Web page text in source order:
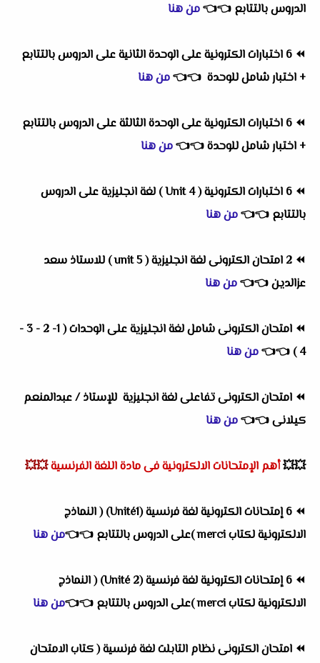
الدروس بالتتابع 👈
👈من هنا
⏪
6 اختبارات الكترونية على الوحدة الثانية على الدروس بالتتابع
+ اختبار شامل للوحدة 👈
👈من هنا
⏪
6 اختبارات الكترونية على الوحدة الثالثة على الدروس بالتتابع
+ اختبار شامل للوحدة👈
👈من هنا
⏪
6 اختبارات الكترونية ( Unit 4 ) لغة انجليزية على الدروس
بالتتابع 👈
👈من هنا
⏪
2 امتحان الكترونى لغة انجليزية ( unit 5 ) للاستاذ سعد
عزالدين👈
👈من هنا
⏪
امتحان الكترونى شامل لغة انجليزية على الوحدات ( 1- 2 - 3 -
4 )
👈
👈من هنا
⏪ امتحان الكترونى تفاعلى لغة انجليزية للإستاذ / عبدالمنعم
كيلانى👈
👈من هنا
💥💥أهم الإمتحانات الالكترونية فى مادة اللغة الفرنسية💥💥
⏪
6 إمتحانات الكترونية لغة فرنسية (Unité1) ( النماذج
الالكترونية لكتاب merci )على الدروس بالتتابع
👈
👈من هنا
⏪
6 إمتحانات الكترونية لغة فرنسية (Unité 2) ( النماذج
الالكترونية لكتاب merci )على الدروس بالتتابع
👈
👈من هنا
⏪ امتحان الكترونى نظام التابلت لغة فرنسية ( كتاب الامتحان